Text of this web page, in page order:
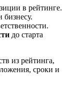
в рейтинге.
бизнесу.
до старта
из рейтинга,
сроки и